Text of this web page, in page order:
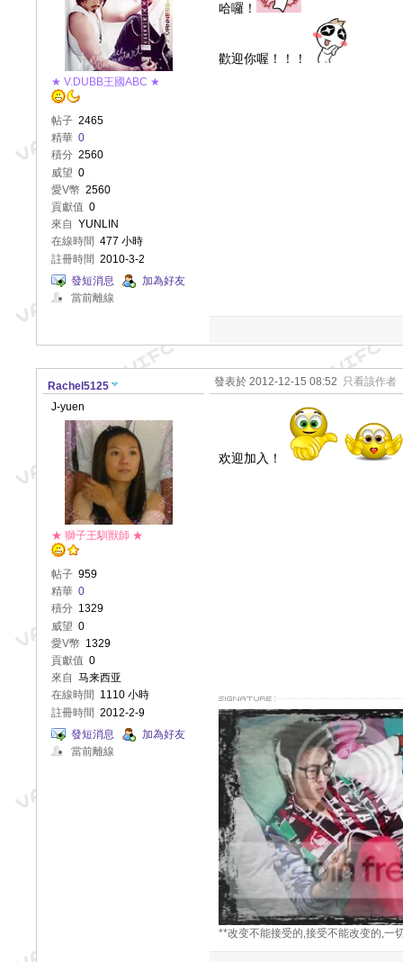
★ V.DUBB王國ABC ★
帖子 2465
精華 0
積分 2560
威望 0
愛V幣 2560
貢獻值 0
來自 YUNLIN
在線時間 477 小時
註冊時間 2010-3-2
發短消息
加為好友
當前離線
哈囉！
歡迎你喔！！！
Rachel5125
J-yuen
★ 獅子王馴獸師 ★
帖子 959
精華 0
積分 1329
威望 0
愛V幣 1329
貢獻值 0
來自 马来西亚
在線時間
1110 小時
註冊時間 2012-2-9
發短消息
加為好友
當前離線
發表於 2012-12-15 08:52 只看該作者
欢迎加入！
**改变不能接受的,接受不能改变的,一